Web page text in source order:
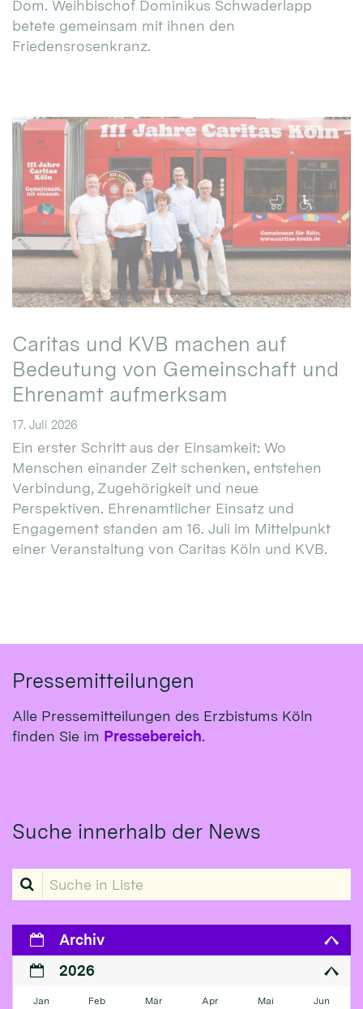
Dom. Weihbischof Dominikus Schwaderlapp
betete gemeinsam mit ihnen den
Friedensrosenkranz.
Caritas und KVB machen auf
Bedeutung von Gemeinschaft und
Ehrenamt aufmerksam
17. Juli 2026
Ein erster Schritt aus der Einsamkeit: Wo
Menschen einander Zeit schenken, entstehen
Verbindung, Zugehörigkeit und neue
Perspektiven. Ehrenamtlicher Einsatz und
Engagement standen am 16. Juli im Mittelpunkt
einer Veranstaltung von Caritas Köln und KVB.
Pressemitteilungen
Alle Pressemitteilungen des Erzbistums Köln
finden Sie im Pressebereich.
Suche innerhalb der News
Suche in Liste
Archiv
2026
Jan Feb Mär Apr Mai Jun